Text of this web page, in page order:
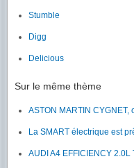
Stumble
Digg
Delicious
Sur le même thème
ASTON MARTIN CYGNET,
La SMART électrique est
AUDI A4 EFFICIENCY 2.0L